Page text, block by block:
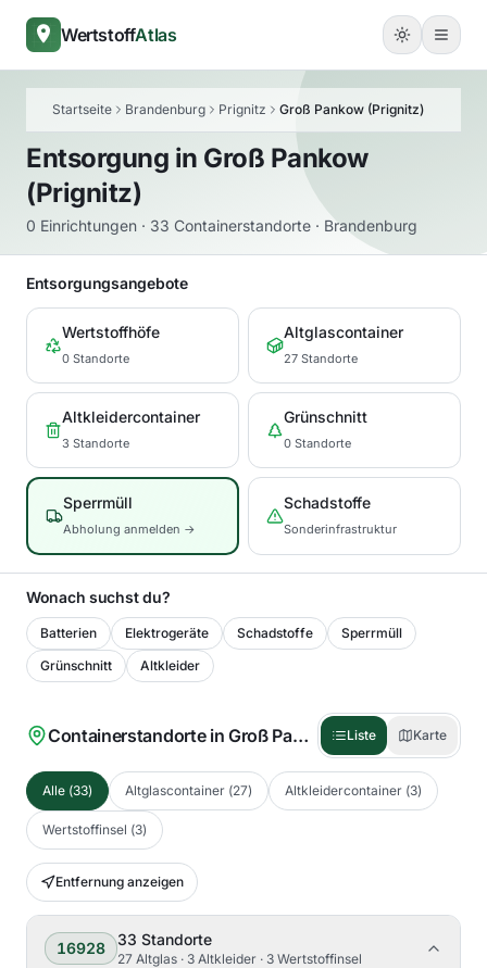
WertstoffAtlas
Startseite Brandenburg Prignitz Groß Pankow (Prignitz)
Entsorgung in Groß Pankow
(Prignitz)
0 Einrichtungen · 33 Containerstandorte · Brandenburg
Entsorgungsangebote
Wertstoffhöfe
0 Standorte
Altglascontainer
27 Standorte
Altkleidercontainer
3 Standorte
Grünschnitt
0 Standorte
Sperrmüll
Abholung anmelden →
Schadstoffe
Sonderinfrastruktur
Wonach suchst du?
Batterien Elektrogeräte Schadstoffe
Sperrmüll
Grünschnitt
Altkleider
Containerstandorte in Groß Pankow (Prignitz) (33)
Liste Karte
Alle (33) Altglascontainer (27) Altkleidercontainer (3)
Wertstoffinsel (3)
Entfernung anzeigen
16928 33 Standorte
27 Altglas · 3 Altkleider · 3 Wertstoffinsel